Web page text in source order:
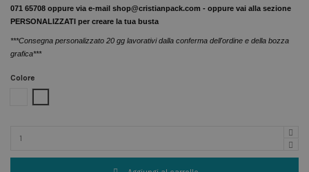
071 65708 oppure via e-mail shop@cristianpack.com - oppure vai alla sezione
PERSONALIZZATI per creare la tua busta
***Consegna personalizzato 20 gg lavorativi dalla conferma dell'ordine e della bozza
grafica***
Colore